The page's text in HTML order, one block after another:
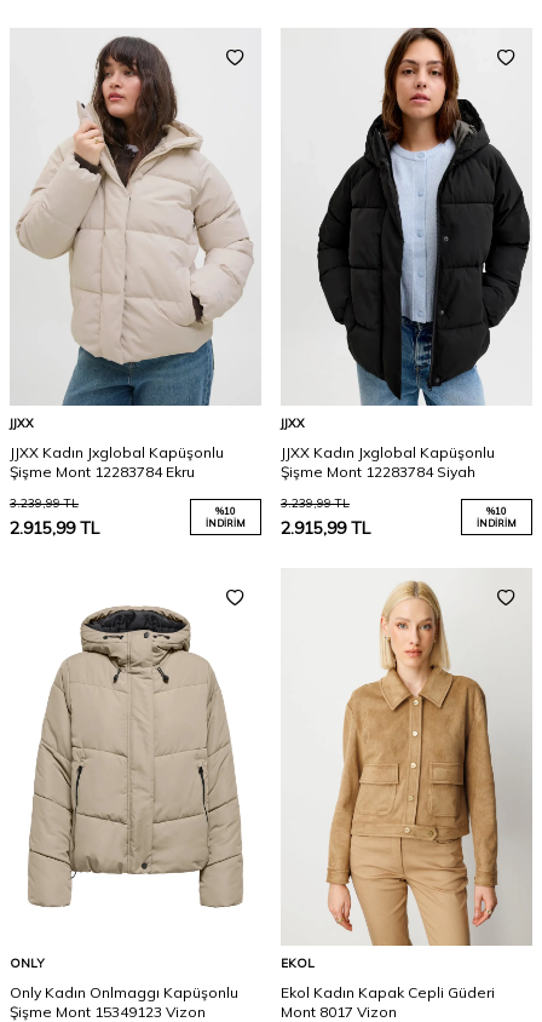
JJXX
JJXX Kadın Jxglobal Kapüşonlu
Şişme Mont 12283784 Ekru
3.239,99TL
2.915,99TL
%10
İNDIRIM
JJXX
JJXX Kadın Jxglobal Kapüşonlu
Şişme Mont 12283784 Siyah
3.239,99TL
2.915,99TL
%10
İNDIRIM
ONLY
Only Kadın Onlmaggı Kapüşonlu
Şişme Mont 15349123 Vizon
EKOL
Ekol Kadın Kapak Cepli Güderi
Mont 8017 Vizon